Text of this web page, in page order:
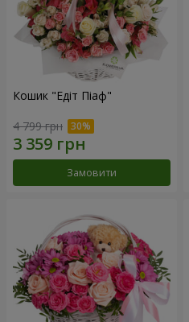
Кошик "Едіт Піаф"
4 799 грн
Замовити